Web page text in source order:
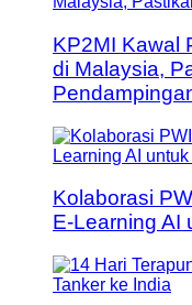
KP2MI Kawal
di Malaysia,
Kolaborasi
E-Learning AI